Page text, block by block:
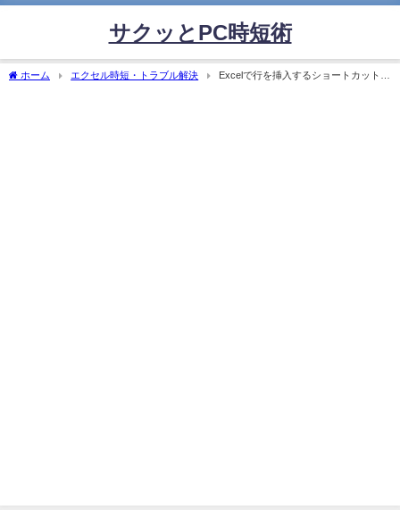
サクッとPC時短術
ホーム エクセル時短・トラブル解決
Excelで行を挿入するショートカット完